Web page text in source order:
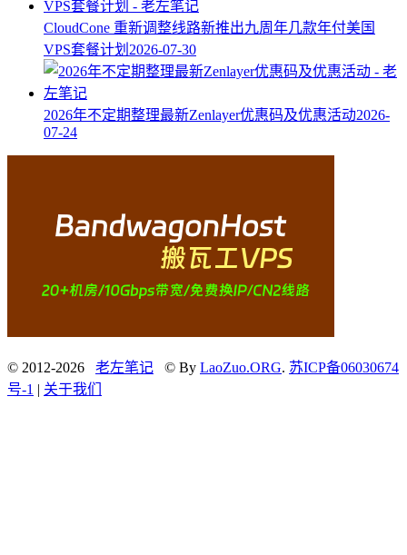
CloudCone 重新调整线路新推出九周年几款年付美国
VPS套餐计划 2026-07-30
2026年不定期整理最新Zenlayer优惠码及优惠活动2026-
07-24
© 2012-2026 老左笔记 © By LaoZuo.ORG. 苏ICP备06030674
号-1 | 关于我们